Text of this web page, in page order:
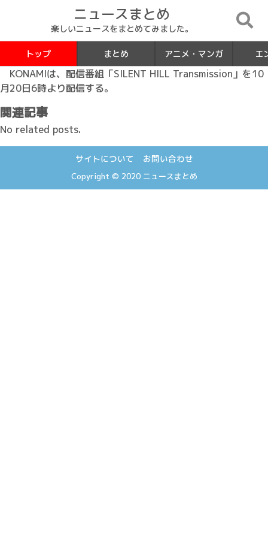
ニュースまとめ
楽しいニュースをまとめてみました。
トップ まとめ アニメ・マンガ エ
KONAMIは、配信番組「SILENT HILL Transmission」を10
月20日6時より配信する。
関連記事
No related posts.
サイトについて お問い合わせ
Copyright © 2020 ニュースまとめ